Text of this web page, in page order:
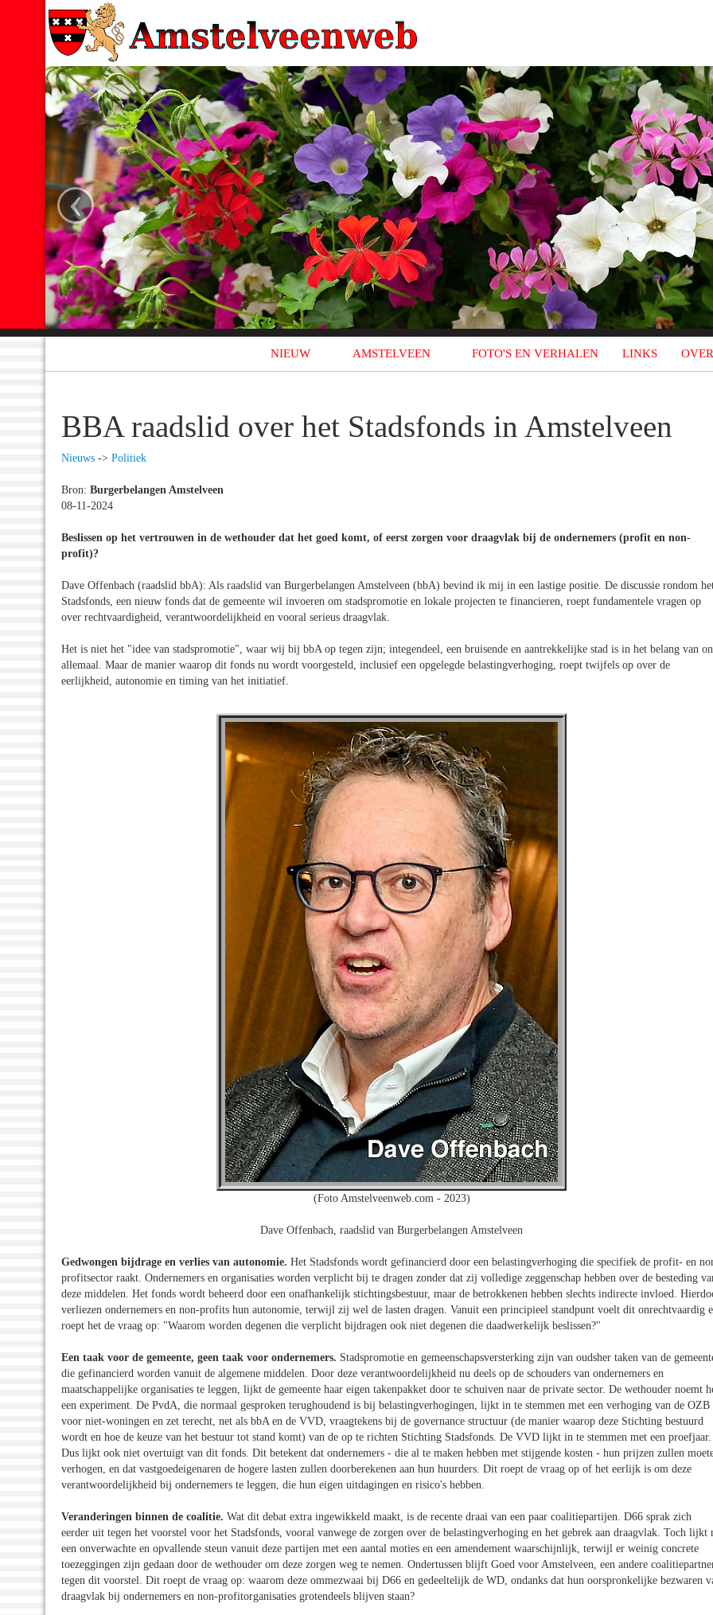
‹
NIEUW AMSTELVEEN FOTO'S EN VERHALEN LINKS
BBA raadslid over het Stadsfonds in Amstelveen
Nieuws -> Politiek
Bron: Burgerbelangen Amstelveen
08-11-2024
Beslissen op het vertrouwen in de wethouder dat het goed komt, of eerst zorgen voor draagvlak bij de ondernemers (profit en non-
profit)?
Dave Offenbach (raadslid bbA): Als raadslid van Burgerbelangen Amstelveen (bbA) bevind ik mij in een lastige positie. De discussie rondom
Stadsfonds, een nieuw fonds dat de gemeente wil invoeren om stadspromotie en lokale projecten te financieren, roept fundamentele vragen op
over rechtvaardigheid, verantwoordelijkheid en vooral serieus draagvlak.
Het is niet het "idee van stadspromotie", waar wij bij bbA op tegen zijn; integendeel, een bruisende en aantrekkelijke stad is in het belang van
allemaal. Maar de manier waarop dit fonds nu wordt voorgesteld, inclusief een opgelegde belastingverhoging, roept twijfels op over de
eerlijkheid, autonomie en timing van het initiatief.
(Foto Amstelveenweb.com - 2023)
Dave Offenbach, raadslid van Burgerbelangen Amstelveen
Gedwongen bijdrage en verlies van autonomie. Het Stadsfonds wordt gefinancierd door een belastingverhoging die specifiek de profit- en
profitsector raakt. Ondernemers en organisaties worden verplicht bij te dragen zonder dat zij volledige zeggenschap hebben over de besteding
deze middelen. Het fonds wordt beheerd door een onafhankelijk stichtingsbestuur, maar de betrokkenen hebben slechts indirecte invloed.
verliezen ondernemers en non-profits hun autonomie, terwijl zij wel de lasten dragen. Vanuit een principieel standpunt voelt dit onrechtvaardig
roept het de vraag op: "Waarom worden degenen die verplicht bijdragen ook niet degenen die daadwerkelijk beslissen?"
Een taak voor de gemeente, geen taak voor ondernemers. Stadspromotie en gemeenschapsversterking zijn van oudsher taken van de
die gefinancierd worden vanuit de algemene middelen. Door deze verantwoordelijkheid nu deels op de schouders van ondernemers en
maatschappelijke organisaties te leggen, lijkt de gemeente haar eigen takenpakket door te schuiven naar de private sector. De wethouder noemt
een experiment. De PvdA, die normaal gesproken terughoudend is bij belastingverhogingen, lijkt in te stemmen met een verhoging van de OZB
voor niet-woningen en zet terecht, net als bbA en de VVD, vraagtekens bij de governance structuur (de manier waarop deze Stichting bestuurd
wordt en hoe de keuze van het bestuur tot stand komt) van de op te richten Stichting Stadsfonds. De VVD lijkt in te stemmen met een proefjaar.
Dus lijkt ook niet overtuigt van dit fonds. Dit betekent dat ondernemers - die al te maken hebben met stijgende kosten - hun prijzen zullen
verhogen, en dat vastgoedeigenaren de hogere lasten zullen doorberekenen aan hun huurders. Dit roept de vraag op of het eerlijk is om deze
verantwoordelijkheid bij ondernemers te leggen, die hun eigen uitdagingen en risico's hebben.
Veranderingen binnen de coalitie. Wat dit debat extra ingewikkeld maakt, is de recente draai van een paar coalitiepartijen. D66 sprak zich
eerder uit tegen het voorstel voor het Stadsfonds, vooral vanwege de zorgen over de belastingverhoging en het gebrek aan draagvlak. Toch lijkt
een onverwachte en opvallende steun vanuit deze partijen met een aantal moties en een amendement waarschijnlijk, terwijl er weinig concrete
toezeggingen zijn gedaan door de wethouder om deze zorgen weg te nemen. Ondertussen blijft Goed voor Amstelveen, een andere
tegen dit voorstel. Dit roept de vraag op: waarom deze ommezwaai bij D66 en gedeeltelijk de WD, ondanks dat hun oorspronkelijke bezwaren
draagvlak bij ondernemers en non-profitorganisaties grotendeels blijven staan?